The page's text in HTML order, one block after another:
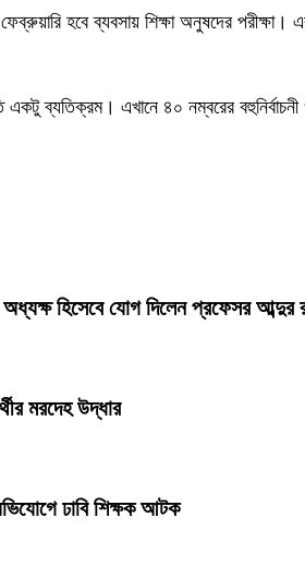
হবে ব্যবসায় শিক্ষা অনুষদের পরীক্ষা।
একটু ব্যতিক্রম। এখানে ৪০ নম্বরের
অধ্যক্ষ হিসেবে যোগ দিলেন প্রফেসর আব্দুর
মরদেহ উদ্ধার
ঢাবি শিক্ষক আটক